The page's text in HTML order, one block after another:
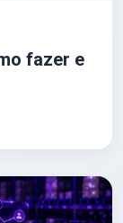
fazer e